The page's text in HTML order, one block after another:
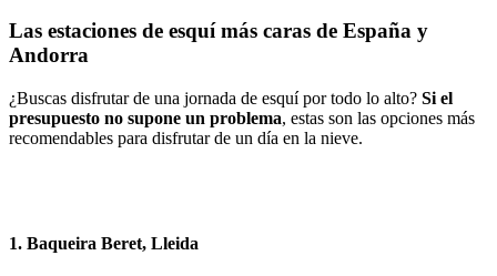
Las estaciones de esquí más caras de España y
Andorra
¿Buscas disfrutar de una jornada de esquí por todo lo alto? Si el
presupuesto no supone un problema, estas son las opciones más
recomendables para disfrutar de un día en la nieve.
1. Baqueira Beret, Lleida